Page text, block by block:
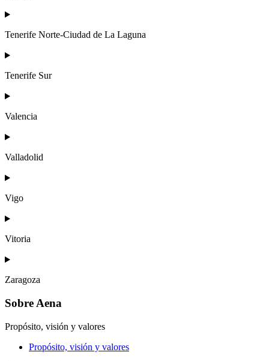
Tenerife Norte-Ciudad de La Laguna
Tenerife Sur
Valencia
Valladolid
Vigo
Vitoria
Zaragoza
Sobre Aena
Propósito, visión y valores
Propósito, visión y valores